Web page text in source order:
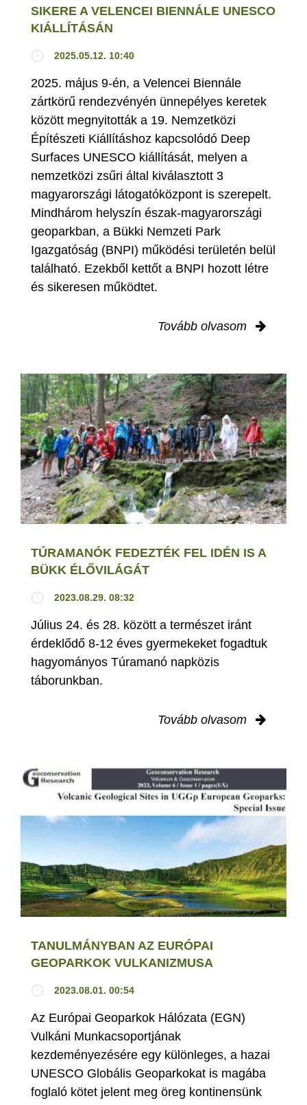
SIKERE A VELENCEI BIENNÁLE UNESCO
KIÁLLÍTÁSÁN
2025.05.12. 10:40
2025. május 9-én, a Velencei Biennále
zártkörű rendezvényén ünnepélyes keretek
között megnyitották a 19. Nemzetközi
Építészeti Kiállításhoz kapcsolódó Deep
Surfaces UNESCO kiállítását, melyen a
nemzetközi zsűri által kiválasztott 3
magyarországi látogatóközpont is szerepelt.
Mindhárom helyszín észak-magyarországi
geoparkban, a Bükki Nemzeti Park
Igazgatóság (BNPI) működési területén belül
található. Ezekből kettőt a BNPI hozott létre
és sikeresen működtet.
Tovább olvasom
TÚRAMANÓK FEDEZTÉK FEL IDÉN IS A
BÜKK ÉLŐVILÁGÁT
2023.08.29. 08:32
Július 24. és 28. között a természet iránt
érdeklődő 8-12 éves gyermekeket fogadtuk
hagyományos Túramanó napközis
táborunkban.
Tovább olvasom
TANULMÁNYBAN AZ EURÓPAI
GEOPARKOK VULKANIZMUSA
2023.08.01. 00:54
Az Európai Geoparkok Hálózata (EGN)
Vulkáni Munkacsoportjának
kezdeményezésére egy különleges, a hazai
UNESCO Globális Geoparkokat is magába
foglaló kötet jelent meg öreg kontinensünk